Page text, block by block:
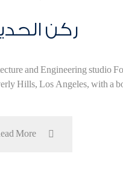
ركن
and Engineering studio
Hills, Los Angeles, with a
More